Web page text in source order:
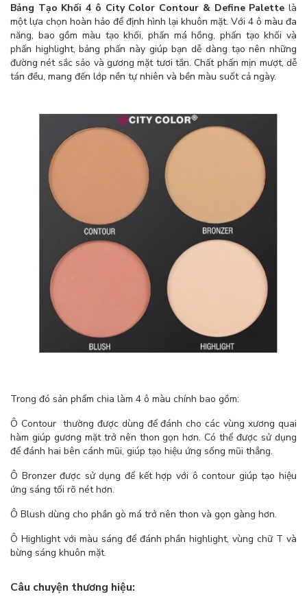
Bảng Tạo Khối 4 ô City Color Contour & Define Palette là
một lựa chọn hoàn hảo để định hình lại khuôn mặt. Với 4 ô màu đa
năng, bao gồm màu tạo khối, phấn má hồng, phấn tạo khối và
phấn highlight, bảng phấn này giúp bạn dễ dàng tạo nên những
đường nét sắc sảo và gương mặt tươi tắn. Chất phấn mịn mượt, dễ
tán đều, mang đến lớp nền tự nhiên và bền màu suốt cả ngày.
Trong đó sản phẩm chia làm 4 ô màu chính bao gồm:
Ô Contour thường được dùng để đánh cho các vùng xương quai
hàm giúp gương mặt trở nên thon gọn hơn. Có thể được sử dụng
để đánh hai bên cánh mũi, giúp tạo hiệu ứng sống mũi thẳng.
Ô Bronzer được sử dụng để kết hợp với ô contour giúp tạo hiệu
ứng sáng tối rõ nét hơn.
Ô Blush dùng cho phần gò má trở nên thon và gọn gàng hơn.
Ô Highlight với màu sáng để đánh phần highlight, vùng chữ T và
bừng sáng khuôn mặt.
Câu chuyện thương hiệu: